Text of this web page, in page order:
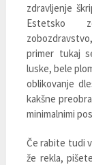
zdravljenje
Estetsko
primer tukaj
luske, bele
oblikovanje
kakšne
minimalnimi
Če rabite tudi
že rekla,